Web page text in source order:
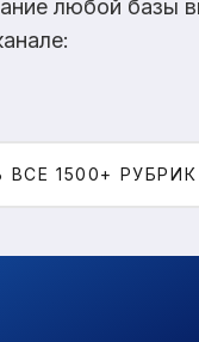
любой базы
1500+ РУБРИК